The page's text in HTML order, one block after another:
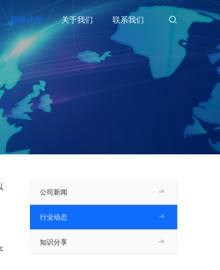
新闻动态 关于我们 联系我们
公司新闻
行业动态
知识分享